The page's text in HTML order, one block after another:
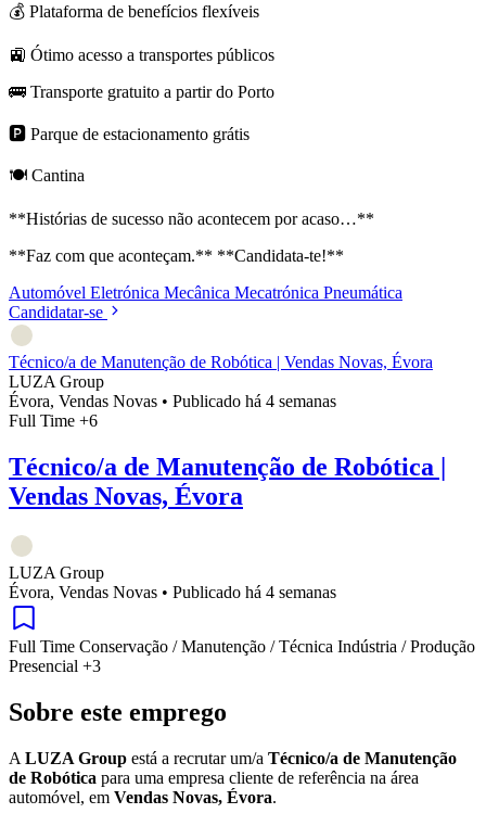
💰 Plataforma de benefícios flexíveis
🚉 Ótimo acesso a transportes públicos
🚌 Transporte gratuito a partir do Porto
🅿️ Parque de estacionamento grátis
🍽️ Cantina
**Histórias de sucesso não acontecem por acaso…**
**Faz com que aconteçam.** **Candidata-te!**
Automóvel Eletrónica Mecânica Mecatrónica Pneumática
Candidatar-se
Técnico/a de Manutenção de Robótica | Vendas Novas, Évora
LUZA Group
Évora, Vendas Novas • Publicado há 4 semanas
Full Time +6
Técnico/a de Manutenção de Robótica |
Vendas Novas, Évora
LUZA Group
Évora, Vendas Novas • Publicado há 4 semanas
Full Time Conservação / Manutenção / Técnica Indústria / Produção
Presencial +3
Sobre este emprego
A LUZA Group está a recrutar um/a Técnico/a de Manutenção
de Robótica para uma empresa cliente de referência na área
automóvel, em Vendas Novas, Évora.